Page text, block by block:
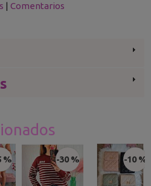
| Comentarios
% -30 % -10 %